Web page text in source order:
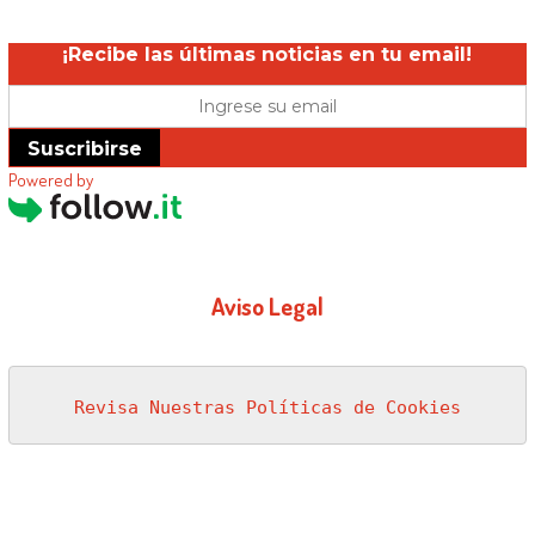
¡Recibe las últimas noticias en tu email!
Suscribirse
Powered by
Aviso Legal
Revisa Nuestras Políticas de Cookies